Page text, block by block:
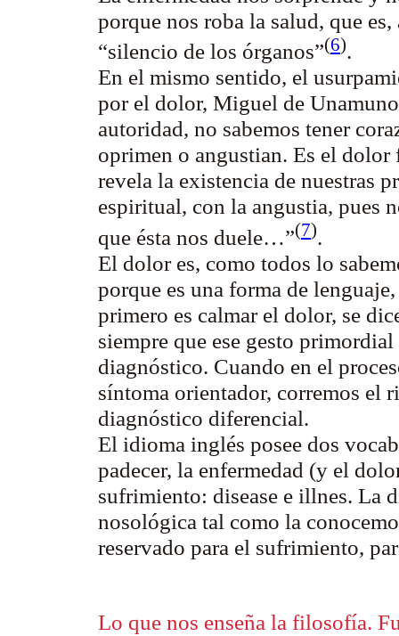
porque nos roba la salud, que
“silencio de los órganos”(6).
En el mismo sentido, el
por el dolor, Miguel de
autoridad, no sabemos tener
oprimen o angustian. Es el
revela la existencia de nuestras
espiritual, con la angustia, pues
que ésta nos duele…”(7).
El dolor es, como todos lo
porque es una forma de
primero es calmar el dolor, se
siempre que ese gesto
diagnóstico. Cuando en el
síntoma orientador, corremos el
diagnóstico diferencial.
El idioma inglés posee dos
padecer, la enfermedad (y el
sufrimiento: disease e illnes. La
nosológica tal como la
reservado para el sufrimiento,
Lo que nos enseña la filosofía.